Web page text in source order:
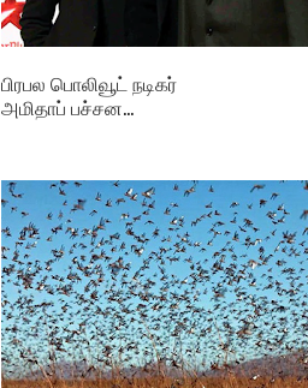
பிரபல பொலிவூட் நடிகர்
அமிதாப் பச்சன...